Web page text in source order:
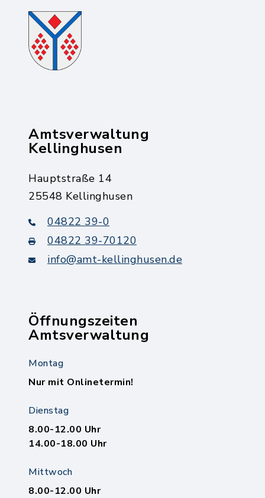
Amtsverwaltung
Kellinghusen
Hauptstraße 14
25548 Kellinghusen
04822 39-0
04822 39-70120
info@amt-kellinghusen.de
Öffnungszeiten
Amtsverwaltung
Montag
Nur mit Onlinetermin!
Dienstag
8.00-12.00 Uhr
14.00-18.00 Uhr
Mittwoch
8.00-12.00 Uhr